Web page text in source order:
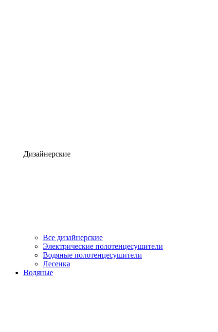
Дизайнерские
Все дизайнерские
Электрические полотенцесушители
Водяные полотенцесушители
Лесенка
Водяные